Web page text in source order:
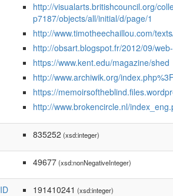
http://visualarts.britishcouncil.org/
p7187/objects/all/initial/d/page/1
http://www.timotheechaillou.com/
http://obsart.blogspot.fr/2012/09/
https://www.kent.edu/magazine/shed
http://www.archiwik.org/
https://
http://www.brokencircle.nl/
835252 (xsd:integer)
49677(xsd:nonNegativeInteger)
191410241 (xsd:integer)